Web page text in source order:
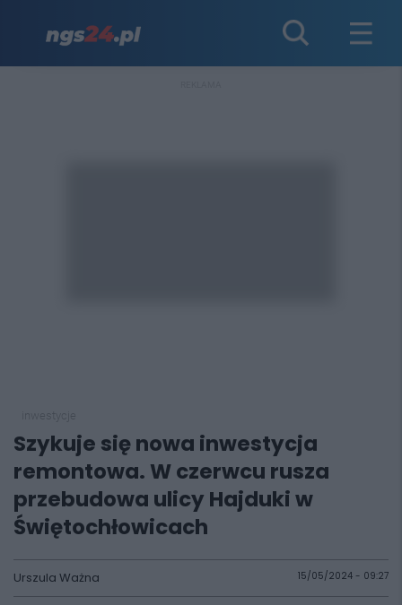
Szykuje się nowa inwestycja
remontowa. W czerwcu rusza
przebudowa ulicy Hajduki w
Świętochłowicach
Urszula Ważna 15/05/2024 - 09:27